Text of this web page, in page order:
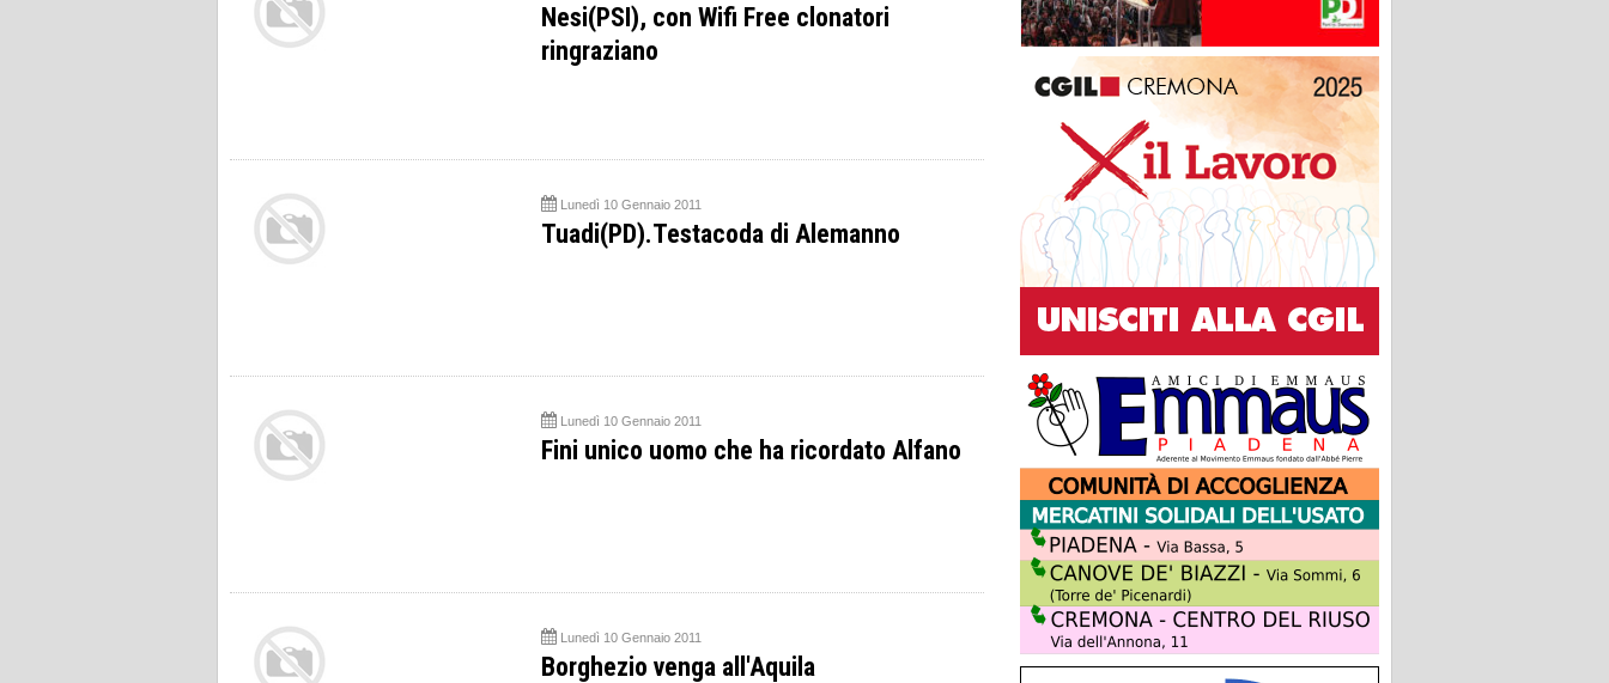
Nesi(PSI), con Wifi Free clonatori
ringraziano
Lunedì 10 Gennaio 2011
Tuadi(PD).Testacoda di Alemanno
Lunedì 10 Gennaio 2011
Fini unico uomo che ha ricordato Alfano
Lunedì 10 Gennaio 2011
Borghezio venga all'Aquila